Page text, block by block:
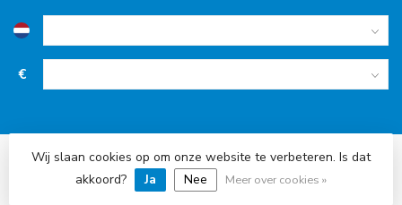
€
© Copyright 2026 Accu Service Dreumel
Wij slaan cookies op om onze website te verbeteren. Is dat
akkoord?
Ja Nee Meer over cookies »